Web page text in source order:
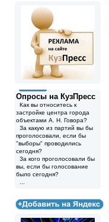
Опросы на КузПресс
Как вы относитесь к
застройке центра города
объектами А. Н. Говора?
За какую из партий вы бы
проголосовали, если бы
"выборы" проводились
сегодня?
За кого проголосовали бы
вы, если бы голосование
было сегодня?